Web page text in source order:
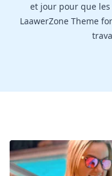
et jour pour que
LaawerZone Theme